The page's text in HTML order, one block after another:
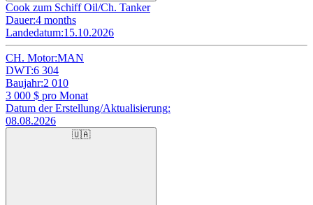
Cook zum Schiff Oil/Ch. Tanker
Dauer:4 months
Landedatum:15.10.2026
CH. Motor:MAN
DWT:6 304
Baujahr:2 010
3 000 $ pro Monat
Datum der Erstellung/Aktualisierung:
08.08.2026
🇺🇦